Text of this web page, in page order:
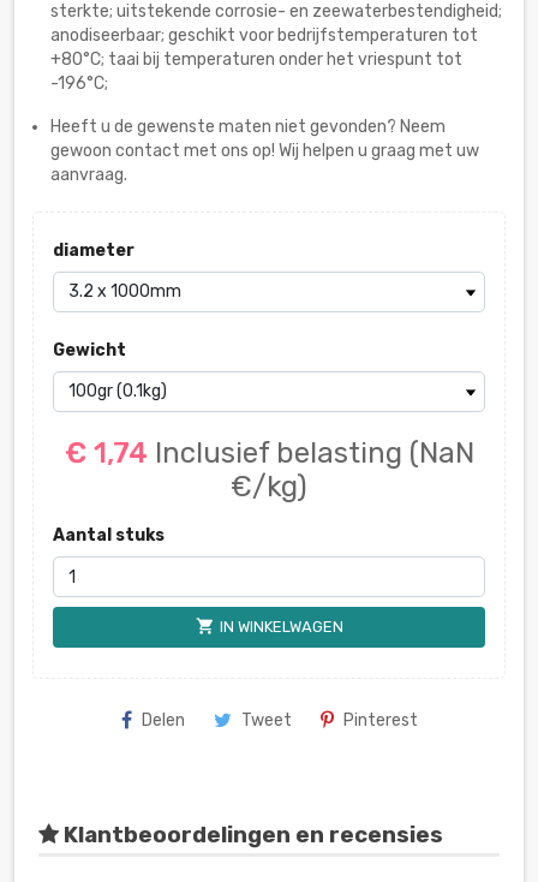
sterkte; uitstekende corrosie- en zeewaterbestendigheid;
anodiseerbaar; geschikt voor bedrijfstemperaturen tot
+80°C; taai bij temperaturen onder het vriespunt tot
-196°C;
Heeft u de gewenste maten niet gevonden? Neem
gewoon contact met ons op! Wij helpen u graag met uw
aanvraag.
diameter
Gewicht
€ 1,74 Inclusief belasting (NaN
€/kg)
Aantal stuks
shopping_cart IN WINKELWAGEN
Delen Tweet Pinterest
Klantbeoordelingen en recensies